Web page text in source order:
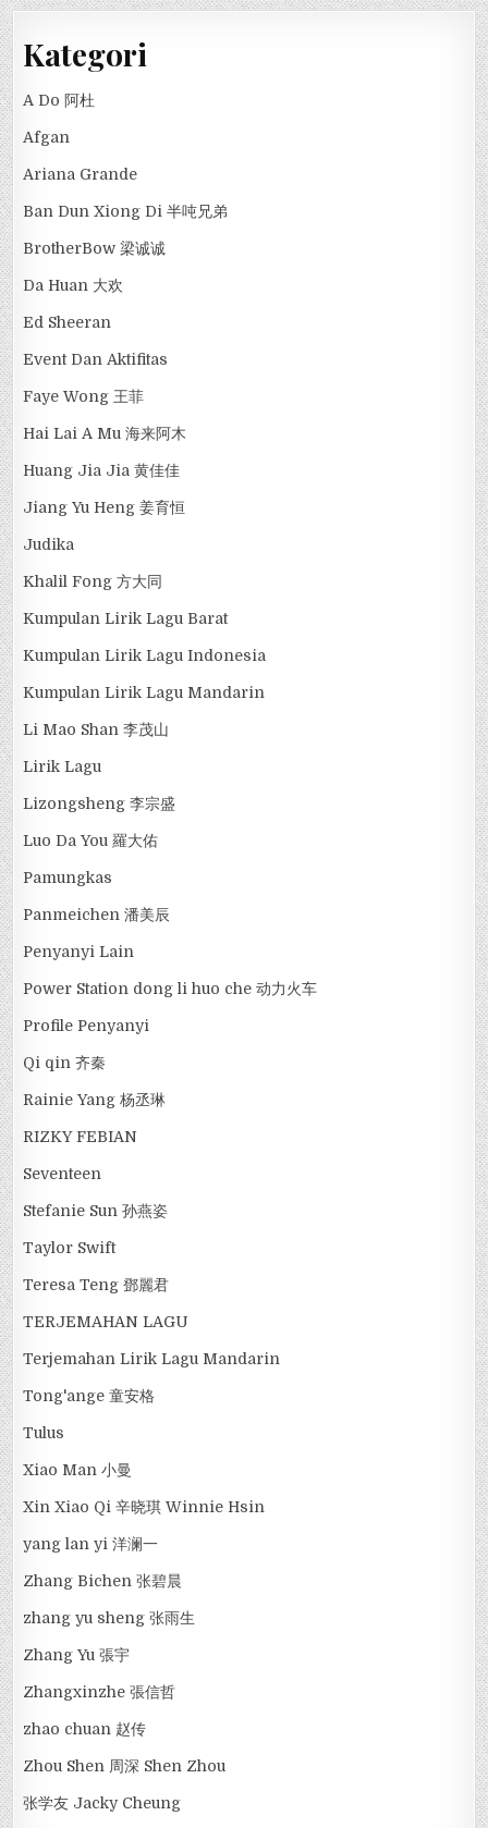
Kategori
A Do 阿杜
Afgan
Ariana Grande
Ban Dun Xiong Di 半吨兄弟
BrotherBow 梁诚诚
Da Huan 大欢
Ed Sheeran
Event Dan Aktifitas
Faye Wong 王菲
Hai Lai A Mu 海来阿木
Huang Jia Jia 黄佳佳
Jiang Yu Heng 姜育恒
Judika
Khalil Fong 方大同
Kumpulan Lirik Lagu Barat
Kumpulan Lirik Lagu Indonesia
Kumpulan Lirik Lagu Mandarin
Li Mao Shan 李茂山
Lirik Lagu
Lizongsheng 李宗盛
Luo Da You 羅大佑
Pamungkas
Panmeichen 潘美辰
Penyanyi Lain
Power Station dong li huo che 动力火车
Profile Penyanyi
Qi qin 齐秦
Rainie Yang 杨丞琳
RIZKY FEBIAN
Seventeen
Stefanie Sun 孙燕姿
Taylor Swift
Teresa Teng 鄧麗君
TERJEMAHAN LAGU
Terjemahan Lirik Lagu Mandarin
Tong'ange 童安格
Tulus
Xiao Man 小曼
Xin Xiao Qi 辛晓琪 Winnie Hsin
yang lan yi 洋澜一
Zhang Bichen 张碧晨
zhang yu sheng 张雨生
Zhang Yu 張宇
Zhangxinzhe 張信哲
zhao chuan 赵传
Zhou Shen 周深 Shen Zhou
张学友 Jacky Cheung